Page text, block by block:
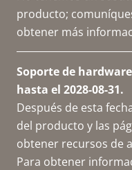
producto;
obtener más
Soporte de
hasta el 2028-08-31.
Después de esta
del producto y las
obtener recursos de
Para obtener